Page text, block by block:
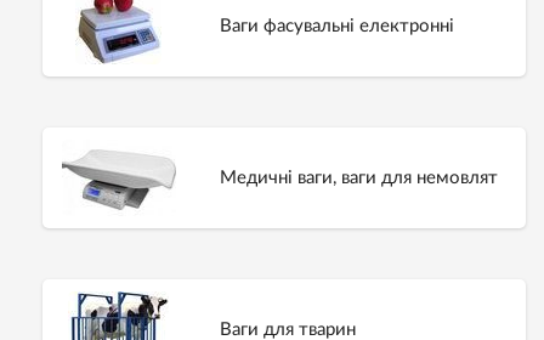
Ваги фасувальні електронні
Медичні ваги, ваги для немовлят
Ваги для тварин